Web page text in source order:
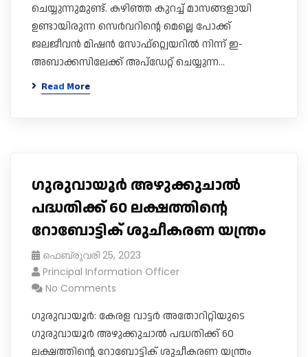
ചെയ്യുന്നുമുണ്ട്. കഴിഞ്ഞ കുറച്ച് മാസങ്ങളായി
ഉണ്ടായിരുന്ന സെർവറിന്റെ മെല്ലെ പോക്ക്
ജലജീവന്‍ മിഷന്‍ സോഫ്റ്റ്വെയറിൽ നിന്ന് ഇ-
അബാക്കസിലേക്ക് അപ്ഡേറ്റ് ചെയ്യുന്ന…
Read More
​ഗുരുവായൂർ അഴുക്കുചാൽ
പദ്ധതിക്ക് 60 ലക്ഷത്തിന്റെ
റോബോട്ടിക് ശുചീകരണ യന്ത്രം
ഫെബ്രുവരി 25, 2023
Principal Information Officer
No Comments
ഗുരുവായൂർ: കേരള വാട്ടർ അതോറിറ്റിയുടെ ​
ഗുരുവായൂർ അഴുക്കുചാൽ പദ്ധതിക്ക് 60
ലക്ഷത്തിന്റെ റോബോട്ടിക് ശുചീകരണ യന്ത്രം